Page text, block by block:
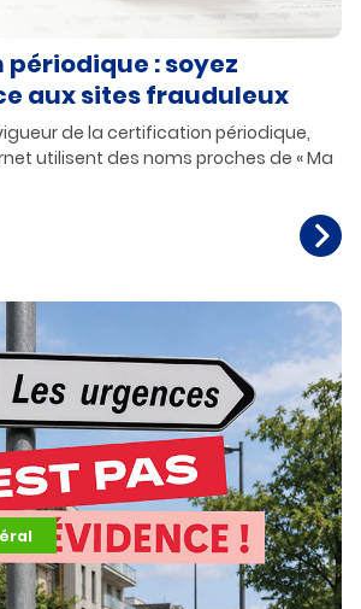
: soyez
aux sites frauduleux
de la certification périodique,
utilisent des noms proches de « Ma